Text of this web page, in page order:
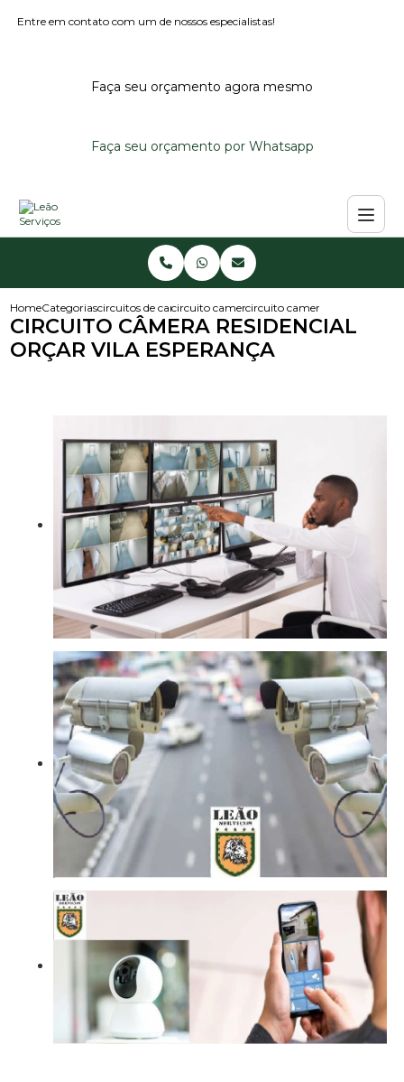
Entre em contato com um de nossos especialistas!
Faça seu orçamento agora mesmo
Faça seu orçamento por Whatsapp
HomeCategoriascircuitos de camerascircuito camera residencialcircuito camera residencial
CIRCUITO CÂMERA RESIDENCIAL
ORÇAR VILA ESPERANÇA